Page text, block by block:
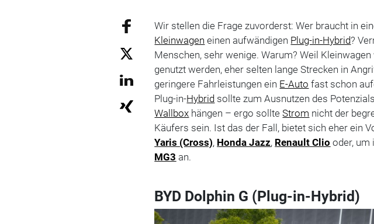
Wir stellen die Frage zuvorderst: Wer braucht in
Kleinwagen einen aufwändigen Plug-in-Hybrid?
Menschen, sehr wenige. Warum? Weil
genutzt werden, eher selten lange Strecken in
geringere Fahrleistungen ein E-Auto fast schon
Plug-in-Hybrid sollte zum Ausnutzen des
Wallbox hängen – ergo sollteStrom nicht der
Käufers sein. Ist das der Fall, bietet sich eher ein
Yaris (Cross), Honda Jazz, Renault Clio oder, um
MG3 an.
BYD Dolphin G (Plug-in-Hybrid)